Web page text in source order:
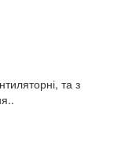
та з